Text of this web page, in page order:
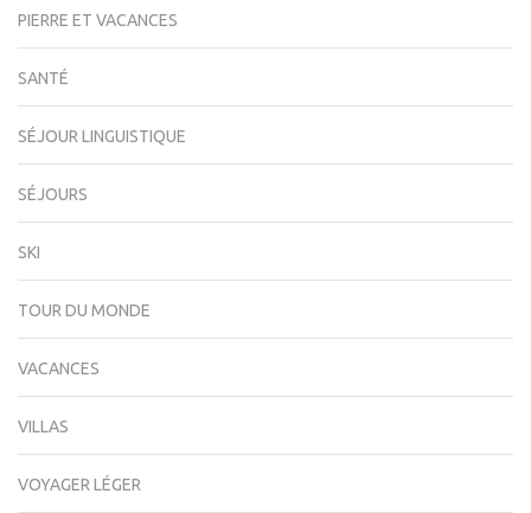
PIERRE ET VACANCES
SANTÉ
SÉJOUR LINGUISTIQUE
SÉJOURS
SKI
TOUR DU MONDE
VACANCES
VILLAS
VOYAGER LÉGER